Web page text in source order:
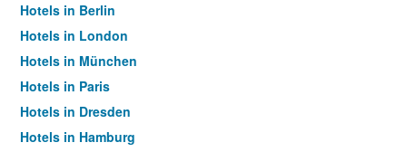
Hotels in Berlin
Hotels in London
Hotels in München
Hotels in Paris
Hotels in Dresden
Hotels in Hamburg